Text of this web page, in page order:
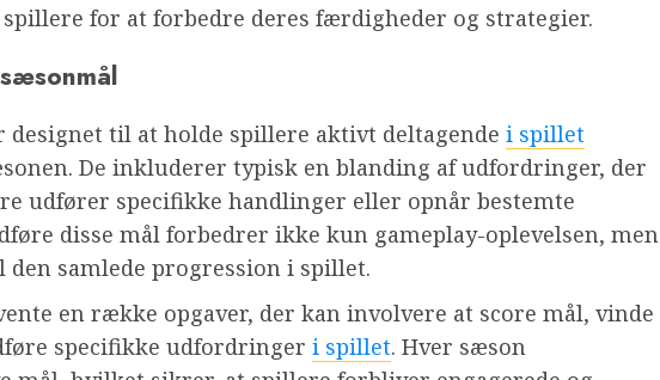
for at forbedre deres færdigheder og strategier.
designet til at holde spillere aktivt deltagende i spillet
De inkluderer typisk en blanding af udfordringer, der
udfører specifikke handlinger eller opnår bestemte
disse mål forbedrer ikke kun gameplay-oplevelsen, men
den samlede progression i spillet.
en række opgaver, der kan involvere at score mål, vinde
specifikke udfordringer i spillet. Hver sæson